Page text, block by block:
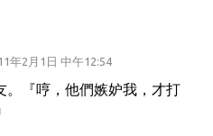
年2月1日 中午12:54
。『哼，他們嫉妒我，才打